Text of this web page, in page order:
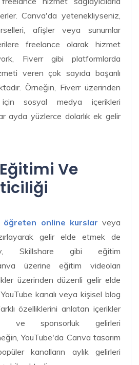
Canva'da yetenekliyseniz,
afişler veya sunumlar
freelance olarak hizmet
Fiverr gibi platformlarda
veren çok sayıda başarılı
Örneğin, Fiverr üzerinden
sosyal medya içerikleri
ayda yüzlerce dolarlık ek gelir
Ve
öğreten online kurslar veya
gelir elde etmek de
Skillshare gibi eğitim
üzerine eğitim videoları
üzerinden düzenli gelir elde
kanalı veya kişisel blog
özelliklerini anlatan içerikler
ve sponsorluk gelirleri
YouTube'da Canva tasarım
kanalların aylık gelirleri